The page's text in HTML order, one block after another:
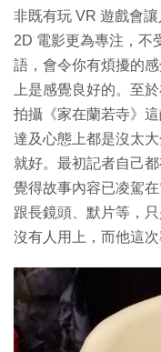
非既有玩 VR 遊戲會
2D 電影更為專注，不
語，會令你有煩擾的
上是感覺良好的。至
拍攝《家在蘭若寺》
達及心態上都是沒太
就好。最初記者自己
覺得故事內容已凌駕
跟長鏡頭、默片等，
沒有人用上，而他這